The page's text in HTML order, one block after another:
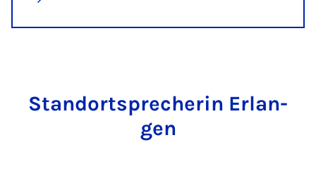
Stand­ort­spre­che­rin Er­lan­
gen